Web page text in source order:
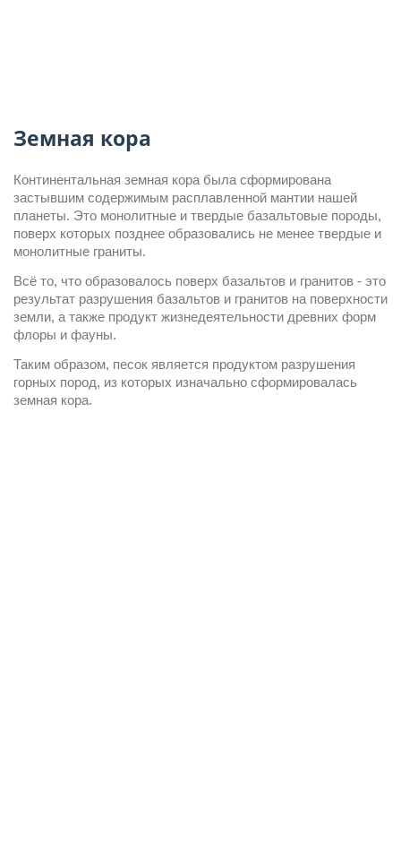
Земная кора
Континентальная земная кора была сформирована
застывшим содержимым расплавленной мантии нашей
планеты. Это монолитные и твердые базальтовые породы,
поверх которых позднее образовались не менее твердые и
монолитные граниты.
Всё то, что образовалось поверх базальтов и гранитов - это
результат разрушения базальтов и гранитов на поверхности
земли, а также продукт жизнедеятельности древних форм
флоры и фауны.
Таким образом, песок является продуктом разрушения
горных пород, из которых изначально сформировалась
земная кора.